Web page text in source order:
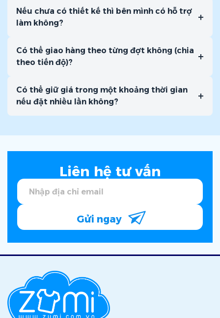
Nếu chưa có thiết kế thì bên mình có hỗ trợ
làm không?
+
Có thể giao hàng theo từng đợt không (chia
theo tiến độ)?
+
Có thể giữ giá trong một khoảng thời gian
nếu đặt nhiều lần không?
+
Liên hệ tư vấn
Gửi ngay